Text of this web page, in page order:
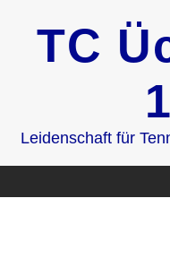
TC
Leidenschaft für